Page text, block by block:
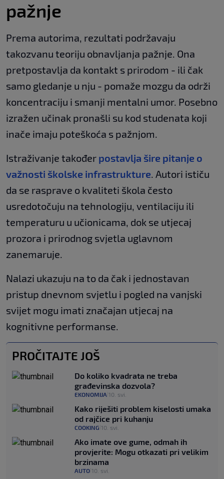
pažnje
Prema autorima, rezultati podržavaju
takozvanu teoriju obnavljanja pažnje. Ona
pretpostavlja da kontakt s prirodom - ili čak
samo gledanje u nju - pomaže mozgu da održi
koncentraciju i smanji mentalni umor. Posebno
izražen učinak pronašli su kod studenata koji
inače imaju poteškoća s pažnjom.
Istraživanje također postavlja šire pitanje o
važnosti školske infrastrukture . Autori ističu
da se rasprave o kvaliteti škola često
usredotočuju na tehnologiju, ventilaciju ili
temperaturu u učionicama, dok se utjecaj
prozora i prirodnog svjetla uglavnom
zanemaruje.
Nalazi ukazuju na to da čak i jednostavan
pristup dnevnom svjetlu i pogled na vanjski
svijet mogu imati značajan utjecaj na
kognitivne performanse.
PROČITAJTE JOŠ
Do koliko kvadrata ne treba
građevinska dozvola?
EKONOMIJA 10. svi.
Kako riješiti problem kiselosti umaka
od rajčice pri kuhanju
COOKING 10. svi.
Ako imate ove gume, odmah ih
provjerite: Mogu otkazati pri velikim
brzinama
AUTO 10. svi.